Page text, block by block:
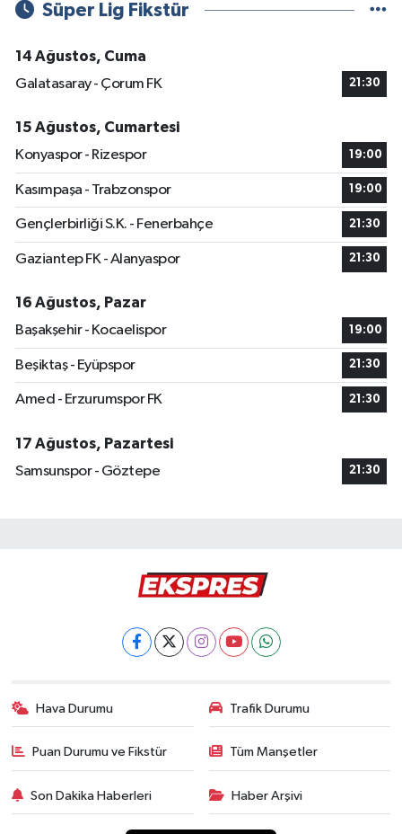
Süper Lig Fikstür
14 Ağustos, Cuma
Galatasaray - Çorum FK
21:30
15 Ağustos, Cumartesi
Konyaspor - Rizespor
19:00
Kasımpaşa - Trabzonspor 19:00
Gençlerbirliği S.K. - Fenerbahçe 21:30
Gaziantep FK - Alanyaspor 21:30
16 Ağustos, Pazar
Başakşehir - Kocaelispor
19:00
Beşiktaş - Eyüpspor 21:30
Amed - Erzurumspor FK 21:30
17 Ağustos, Pazartesi
Samsunspor - Göztepe
21:30
Hava Durumu Trafik Durumu
Puan Durumu ve Fikstür Tüm Manşetler
Son Dakika Haberleri Haber Arşivi